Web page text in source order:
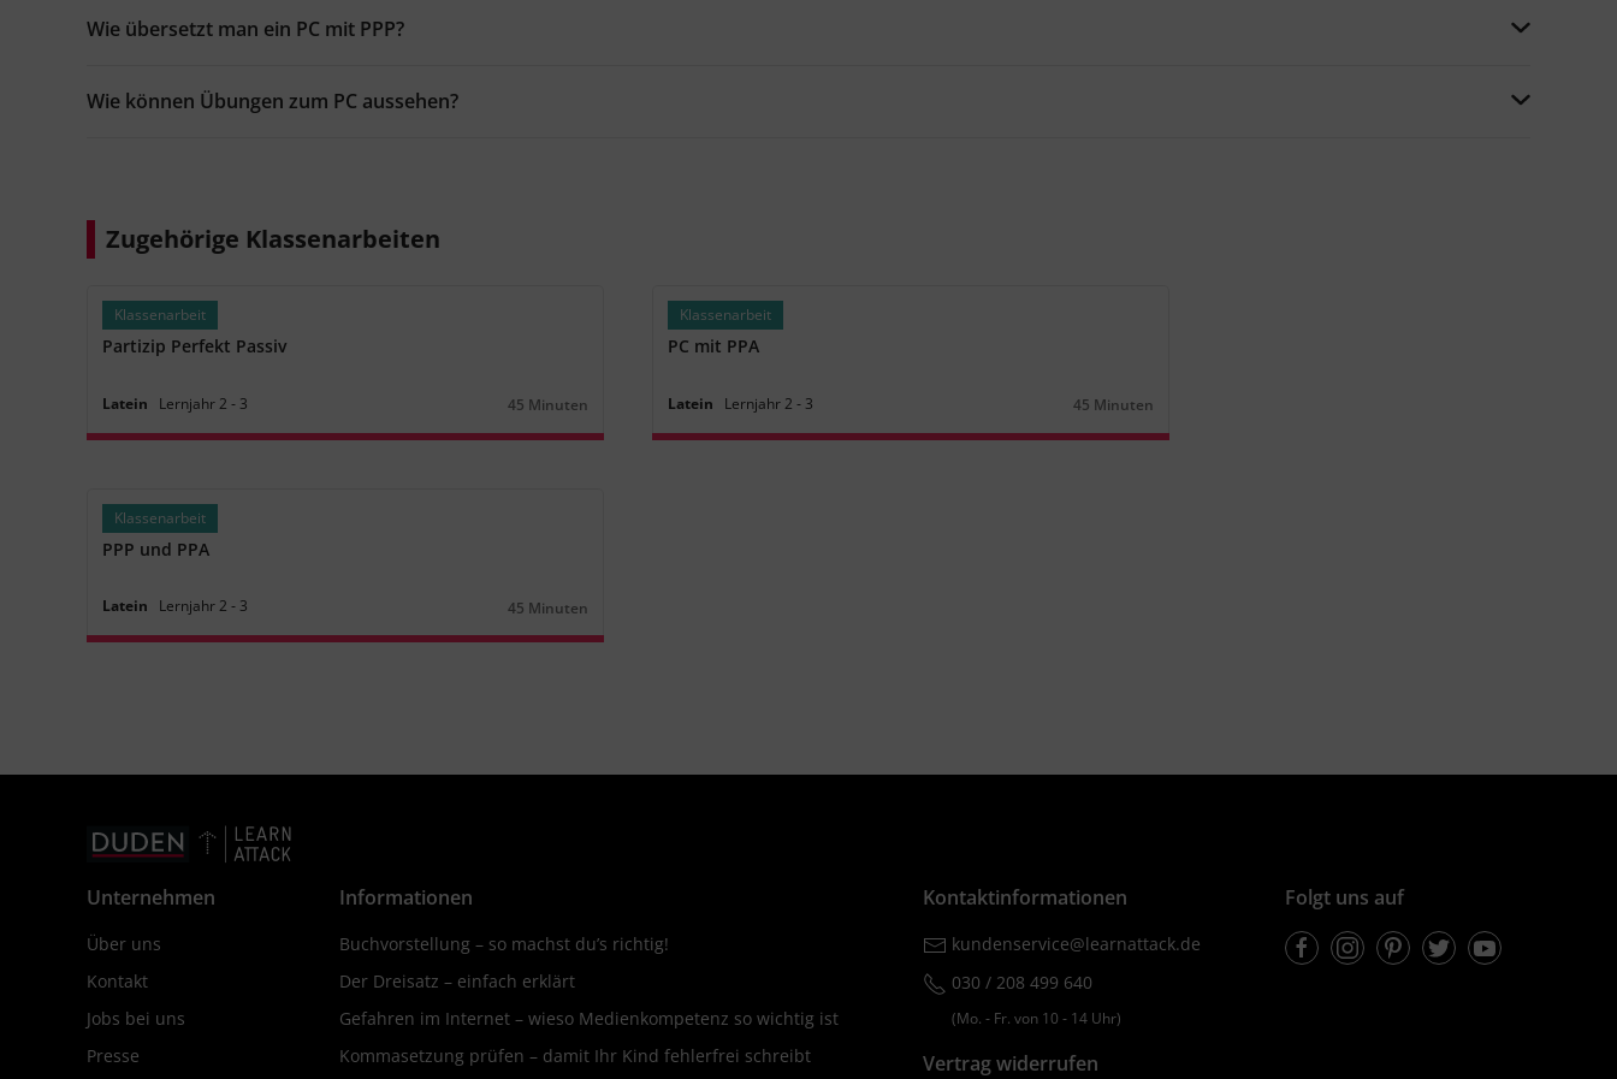
Wie übersetzt man ein PC mit PPP?
Wie können Übungen zum PC aussehen?
Zugehörige Klassenarbeiten
Klassenarbeit
Partizip Perfekt Passiv
Latein Lernjahr2 ‐ 3
Dauer:
45 Minuten
Klassenarbeit
PC mit PPA
Latein Lernjahr2 ‐ 3
Dauer:
45 Minuten
Klassenarbeit
PPP und PPA
Latein Lernjahr2 ‐ 3
Dauer:
45 Minuten
Unternehmen
Über uns
Kontakt
Jobs bei uns
Presse
Informationen
Buchvorstellung – so machst du’s richtig!
Der Dreisatz – einfach erklärt
Gefahren im Internet – wieso Medienkompetenz so wichtig ist
Kommasetzung prüfen – damit Ihr Kind fehlerfrei schreibt
Kontaktinformationen
kundenservice@learnattack.de
030 / 208 499 640
(Mo. ‐ Fr. von 10 ‐ 14 Uhr)
Vertrag widerrufen
Folgt uns auf
FacebookInstagramPinterestTwitterYoutube